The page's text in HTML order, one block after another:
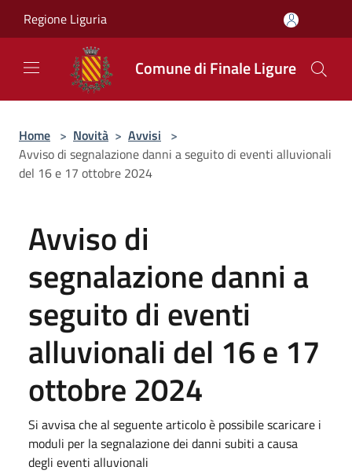
Regione Liguria
Comune di Finale Ligure
Home > Novità > Avvisi >
Avviso di segnalazione danni a seguito di eventi alluvionali
del 16 e 17 ottobre 2024
Avviso di
segnalazione danni a
seguito di eventi
alluvionali del 16 e 17
ottobre 2024
Si avvisa che al seguente articolo è possibile scaricare i
moduli per la segnalazione dei danni subiti a causa
degli eventi alluvionali